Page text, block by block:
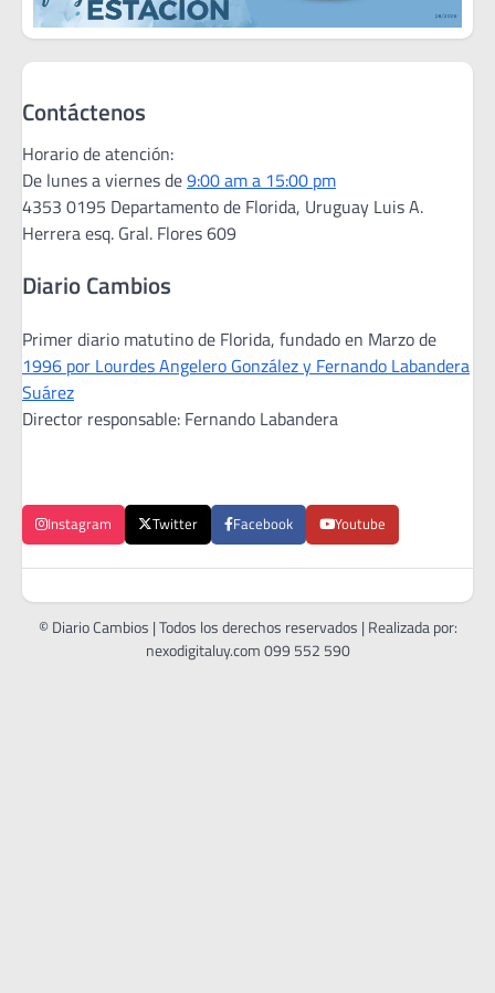
Contáctenos
Horario de atención:
De lunes a viernes de9:00 am a 15:00 pm
4353 0195 Departamento de Florida, Uruguay Luis A.
Herrera esq. Gral. Flores 609
Diario Cambios
Primer diario matutino de Florida, fundado en Marzo de
1996 por Lourdes Angelero González y Fernando Labandera
Suárez
Director responsable: Fernando Labandera
Instagram Twitter Facebook Youtube